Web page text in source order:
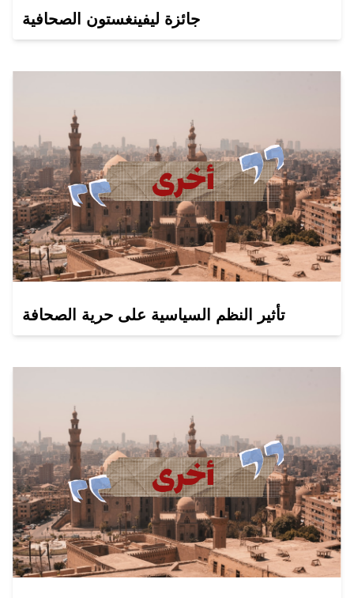
جائزة ليفينغستون الصحافية
تأثير النظم السياسية على حرية الصحافة